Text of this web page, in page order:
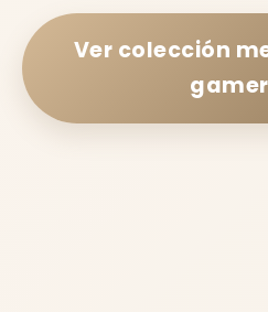
Ver colección
gamer